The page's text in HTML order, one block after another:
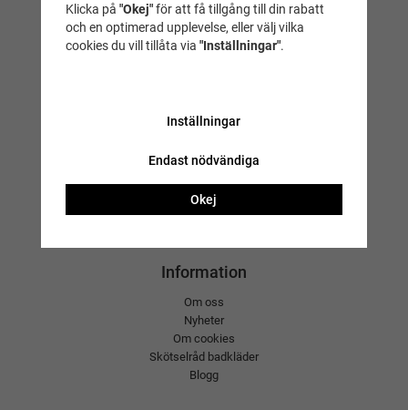
Frågor och svar
Kundtjänst
Hitta i butiken
Returfrakt
Information
Om oss
Nyheter
Om cookies
Skötselråd badkläder
Blogg
Klicka på "Okej"för att få tillgång till din rabatt
och en optimerad upplevelse, eller välj vilka
cookies du vill tillåta via "Inställningar".
Inställningar
Endast nödvändiga
Okej